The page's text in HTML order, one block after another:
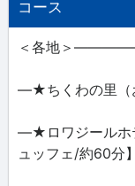
コース
＜各地＞
―★ちくわの
―★ロワジールホ
ュッフェ/約60